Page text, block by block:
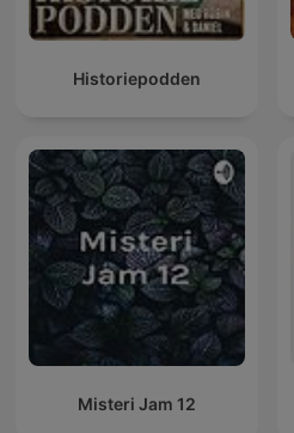
Historiepodden
Misteri Jam 12